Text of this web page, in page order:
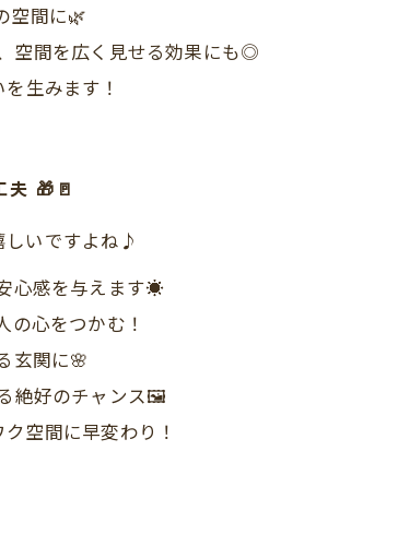
空間に🌿
空間を広く見せる効果にも◎
生みます！
夫 🎁🚪
しいですよね♪
心感を与えます☀️
の心をつかむ！
玄関に🌸
絶好のチャンス🖼️
空間に早変わり！